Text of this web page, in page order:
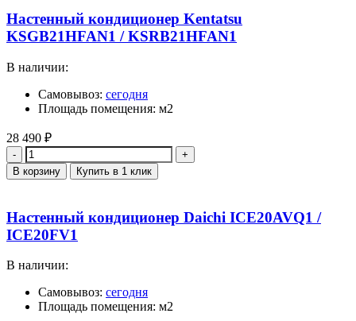
Настенный кондиционер Kentatsu
KSGB21HFAN1 / KSRB21HFAN1
В наличии:
Самовывоз: сегодня
Площадь помещения: м2
28 490 ₽
Количество
В корзину Купить в 1 клик
Настенный кондиционер Daichi ICE20AVQ1 /
ICE20FV1
В наличии:
Самовывоз: сегодня
Площадь помещения: м2